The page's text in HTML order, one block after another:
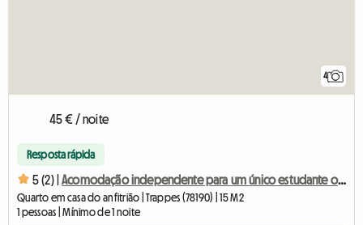
4
45 € / noite
Resposta rápida
5 (2) | Acomodação independente para um único estudante ou estagiário
Quarto em casa do anfitrião | Trappes (78190) | 15 M2
1 pessoas | Mínimo de 1 noite